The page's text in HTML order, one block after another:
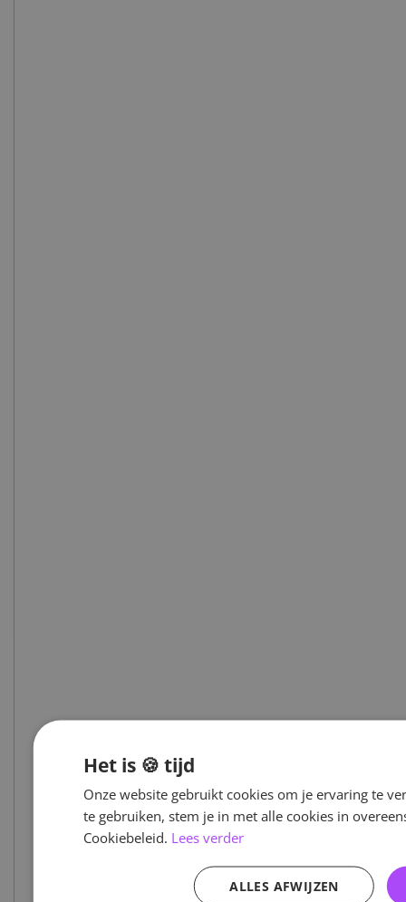
Het is 🍪 tijd
Onze website gebruikt cookies om je ervaring te
te gebruiken, stem je in met alle cookies in
Cookiebeleid. Lees verder
ALLES AFWIJZEN